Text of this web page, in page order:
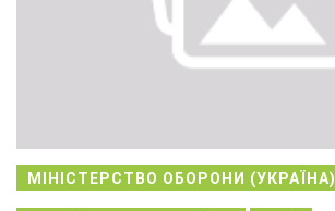
МІНІСТЕРСТВО ОБОРОНИ (УКРАЇНА)